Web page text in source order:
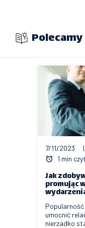
Polecamy
7/11/2023
|
1 min
Jak
promując
umocnić
nierzadko